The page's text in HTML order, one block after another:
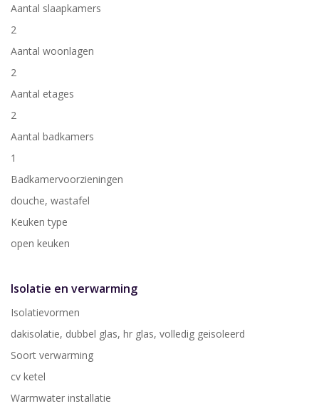
Aantal slaapkamers
2
Aantal woonlagen
2
Aantal etages
2
Aantal badkamers
1
Badkamervoorzieningen
douche, wastafel
Keuken type
open keuken
Isolatie en verwarming
Isolatievormen
dakisolatie, dubbel glas, hr glas, volledig geisoleerd
Soort verwarming
cv ketel
Warmwater installatie